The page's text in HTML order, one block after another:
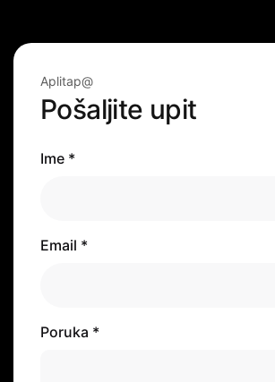
Aplitap@
Pošaljite upit
Ime *
Email *
Poruka *